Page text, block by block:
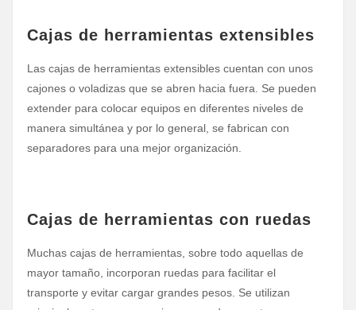
Cajas de herramientas extensibles
Las cajas de herramientas extensibles cuentan con unos
cajones o voladizas que se abren hacia fuera. Se pueden
extender para colocar equipos en diferentes niveles de
manera simultánea y por lo general, se fabrican con
separadores para una mejor organización.
Cajas de herramientas con ruedas
Muchas cajas de herramientas, sobre todo aquellas de
mayor tamaño, incorporan ruedas para facilitar el
transporte y evitar cargar grandes pesos. Se utilizan